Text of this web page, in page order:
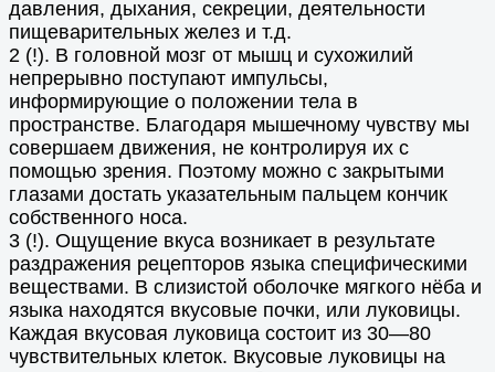
давления, дыхания, секреции, деятельности
пищеварительных желез и т.д.
2 (!). В головной мозг от мышц и сухожилий
непрерывно поступают импульсы,
информирующие о положении тела в
пространстве. Благодаря мышечному чувству мы
совершаем движения, не контролируя их с
помощью зрения. Поэтому можно с закрытыми
глазами достать указательным пальцем кончик
собственного носа.
3 (!). Ощущение вкуса возникает в результате
раздражения рецепторов языка специфическими
веществами. В слизистой оболочке мягкого нёба и
языка находятся вкусовые почки, или луковицы.
Каждая вкусовая луковица состоит из 30—80
чувствительных клеток. Вкусовые луковицы на